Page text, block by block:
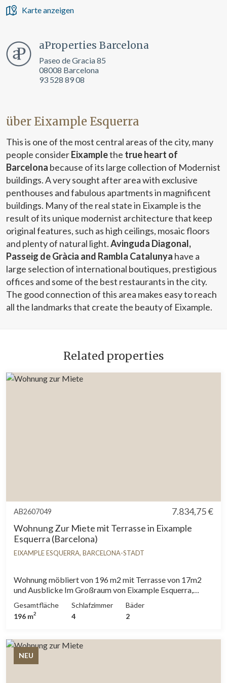
Karte anzeigen
aProperties Barcelona
Paseo de Gracia 85
08008 Barcelona
93 528 89 08
über Eixample Esquerra
This is one of the most central areas of the city, many
people considerEixamplethe true heart of
Barcelona because of its large collection of Modernist
buildings. A very sought after area with exclusive
penthouses and fabulous apartments in magnificent
buildings. Many of the real state in Eixample is the
result of its unique modernist architecture that keep
original features, such as high ceilings, mosaic floors
and plenty of natural light.Avinguda Diagonal,
Passeig de Gràcia and Rambla Catalunya have a
large selection of international boutiques, prestigious
offices and some of the best restaurants in the city.
The good connection of this area makes easy to reach
all the landmarks that create the beauty of Eixample.
Related properties
AB2607049
7.834,75 €
Wohnung Zur Miete mit Terrasse in Eixample
Esquerra (Barcelona)
EIXAMPLE ESQUERRA, BARCELONA-STADT
Wohnung möbliert von 196 m2 mit Terrasse von 17m2
und Ausblicke Im Großraum von Eixample Esquerra,
Klimaanlage, Einbauschränke, Waschküche, Balkon,
Heizung und Pförtner.* In Übereinstimmung mit dem
wir, dass:R.P.LL-Index: 15,68 € / m2 Für diese Immobilie
liegt kein staatliches Informationszertifikat über
Referenzmietpreise vor.Miete des letzten Mietvertrags:
Gesamtfläche
196 m2
Schlafzimmer
4
Bäder
2
NEU